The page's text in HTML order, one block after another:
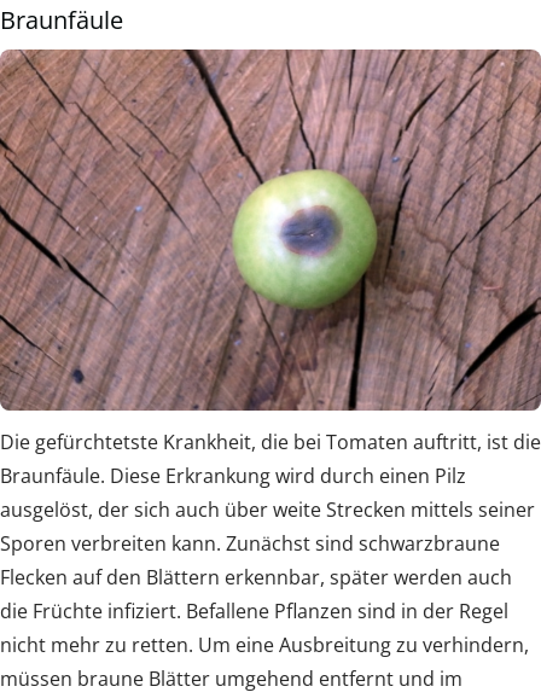
Braunfäule
Die gefürchtetste Krankheit, die bei Tomaten auftritt, ist die
Braunfäule. Diese Erkrankung wird durch einen Pilz
ausgelöst, der sich auch über weite Strecken mittels seiner
Sporen verbreiten kann. Zunächst sind schwarzbraune
Flecken auf den Blättern erkennbar, später werden auch
die Früchte infiziert. Befallene Pflanzen sind in der Regel
nicht mehr zu retten. Um eine Ausbreitung zu verhindern,
müssen braune Blätter umgehend entfernt und im